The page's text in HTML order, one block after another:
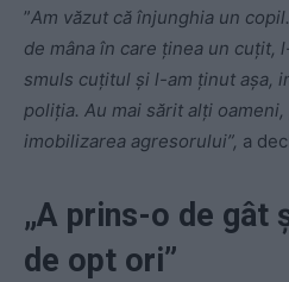
”Am văzut că înjunghia un
de mâna în care ținea un cuțit,
smuls cuțitul și l-am ținut așa,
poliția. Au mai sărit alți
imobilizarea agresorului”, a
„A prins-o de gât
de opt ori”